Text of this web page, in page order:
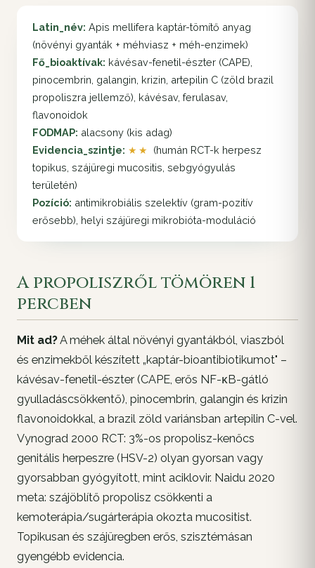
Latin_név: Apis mellifera kaptár-tömítő anyag
(növényi gyanták + méhviasz + méh-enzimek)
Fő_bioaktívak: kávésav-fenetil-észter (CAPE),
pinocembrin, galangin, krizin, artepilin C (zöld brazil
propoliszra jellemző), kávésav, ferulasav,
flavonoidok
FODMAP: alacsony (kis adag)
Evidencia_szintje: ★★ (humán RCT-k herpesz
topikus, szájüregi mucositis, sebgyógyulás
területén)
Pozíció: antimikrobiális szelektív (gram-pozitív
erősebb), helyi szájüregi mikrobióta-moduláció
A propoliszről tömören 1
percben
Mit ad?A méhek által növényi gyantákból, viaszból
és enzimekből készített „kaptár-bioantibiotikumot" –
kávésav-fenetil-észter (CAPE, erős NF-κB-gátló
gyulladáscsökkentő), pinocembrin, galangin és krizin
flavonoidokkal, a brazil zöld variánsban artepilin C-vel.
Vynograd 2000 RCT: 3%-os propolisz-kenőcs
genitális herpeszre (HSV-2) olyan gyorsan vagy
gyorsabban gyógyított, mint aciklovir. Naidu 2020
meta: szájöblítő propolisz csökkenti a
kemoterápia/sugárterápia okozta mucositist.
Topikusan és szájüregben erős, szisztémásan
gyengébb evidencia.